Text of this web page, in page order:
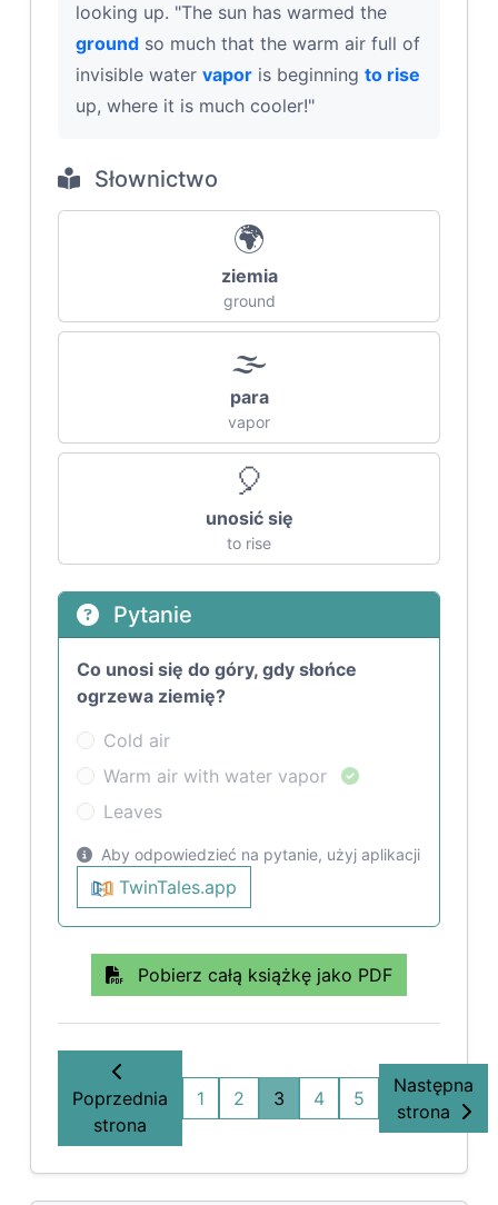
looking up. "The sun has warmed the
ground so much that the warm air full of
invisible water vapor is beginning to rise
up, where it is much cooler!"
Słownictwo
🌍
ziemia
ground
🌫️
para
vapor
🎈
unosić się
to rise
Pytanie
Co unosi się do góry, gdy słońce
ogrzewa ziemię?
Cold air
Warm air with water vapor
Leaves
Aby odpowiedzieć na pytanie, użyj aplikacji
TwinTales.app
Pobierz całą książkę jako PDF
Poprzednia
strona
1 2 3 4 5
Następna
strona